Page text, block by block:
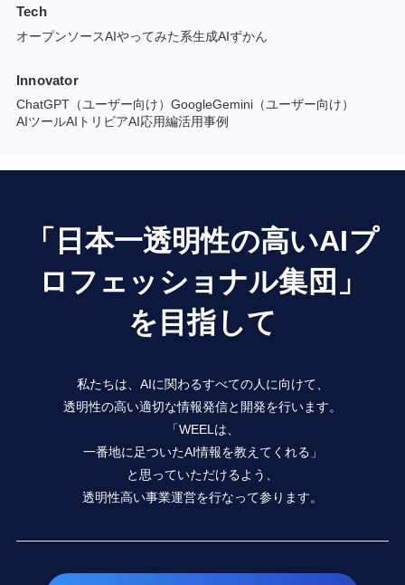
Tech
オープンソースAIやってみた系生成AIずかん
Innovator
ChatGPT（ユーザー向け） GoogleGemini（ユーザー向け）
AIツールAIトリビアAI応用編活用事例
「日本一透明性の高いAIプ
ロフェッショナル集団」
を目指して
私たちは、AIに関わるすべての人に向けて、
透明性の高い適切な情報発信と開発を行います。
「WEELは、
一番地に足ついたAI情報を教えてくれる」
と思っていただけるよう、
透明性高い事業運営を行なって参ります。